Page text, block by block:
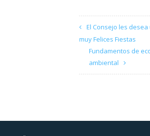
El Consejo les desea
muy Felices Fiestas
Fundamentos de
ambiental